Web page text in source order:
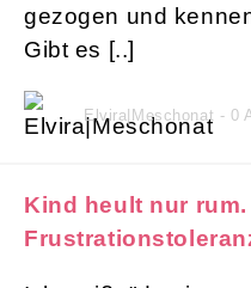
gezogen und
Gibt es [..]
Elvira|Meschonat - 0
Kind heult nur rum.